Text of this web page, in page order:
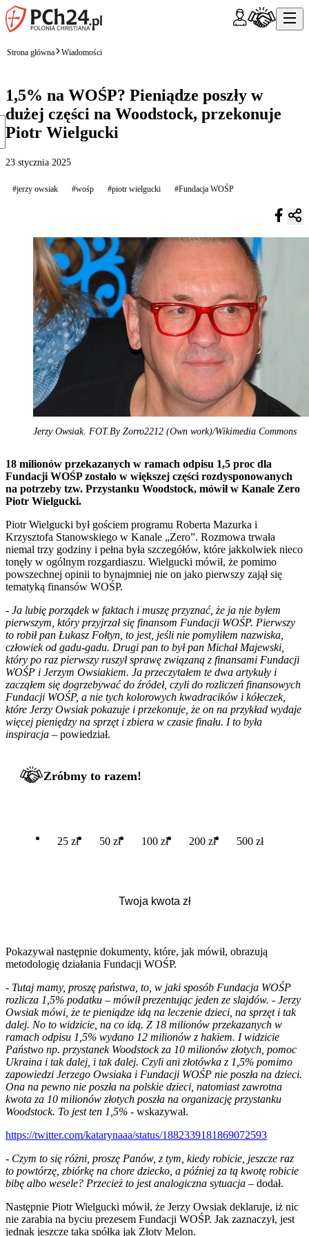
Strona główna Wiadomości
1,5% na WOŚP? Pieniądze poszły w
dużej części na Woodstock, przekonuje
Piotr Wielgucki
23 stycznia 2025
#jerzy owsiak #wośp #piotr wielgucki #Fundacja WOŚP
Jerzy Owsiak. FOT.By Zorro2212 (Own work)/Wikimedia Commons
18 milionów przekazanych w ramach odpisu 1,5 proc dla
Fundacji WOŚP zostało w większej części rozdysponowanych
na potrzeby tzw. Przystanku Woodstock, mówił w Kanale Zero
Piotr Wielgucki.
Piotr Wielgucki był gościem programu Roberta Mazurka i
Krzysztofa Stanowskiego w Kanale „Zero”. Rozmowa trwała
niemal trzy godziny i pełna była szczegółów, które jakkolwiek nieco
tonęły w ogólnym rozgardiaszu. Wielgucki mówił, że pomimo
powszechnej opinii to bynajmniej nie on jako pierwszy zajął się
tematyką finansów WOŚP.
- Ja lubię porządek w faktach i muszę przyznać, że ja nie byłem
pierwszym, który przyjrzał się finansom Fundacji WOŚP. Pierwszy
to robił pan Łukasz Fołtyn, to jest, jeśli nie pomyliłem nazwiska,
człowiek od gadu-gadu. Drugi pan to był pan Michał Majewski,
który po raz pierwszy ruszył sprawę związaną z finansami Fundacji
WOŚP i Jerzym Owsiakiem. Ja przeczytałem te dwa artykuły i
zacząłem się dogrzebywać do źródeł, czyli do rozliczeń finansowych
Fundacji WOŚP, a nie tych kolorowych kwadracików i kółeczek,
które Jerzy Owsiak pokazuje i przekonuje, że on na przykład wydaje
więcej pieniędzy na sprzęt i zbiera w czasie finału. I to była
inspiracja – powiedział.
Zróbmy to razem!
25 zł 50 zł 100 zł 200 zł 500 zł
Pokazywał następnie dokumenty, które, jak mówił, obrazują
metodologię działania Fundacji WOŚP.
- Tutaj mamy, proszę państwa, to, w jaki sposób Fundacja WOŚP
rozlicza 1,5% podatku – mówił prezentując jeden ze slajdów. - Jerzy
Owsiak mówi, że te pieniądze idą na leczenie dzieci, na sprzęt i tak
dalej. No to widzicie, na co idą. Z 18 milionów przekazanych w
ramach odpisu 1,5% wydano 12 milionów z hakiem. I widzicie
Państwo np. przystanek Woodstock za 10 milionów złotych, pomoc
Ukraina i tak dalej, i tak dalej. Czyli ani złotówka z 1,5% pomimo
zapowiedzi Jerzego Owsiaka i Fundacji WOŚP nie poszła na dzieci.
Ona na pewno nie poszła na polskie dzieci, natomiast zawrotna
kwota za 10 milionów złotych poszła na organizację przystanku
Woodstock. To jest ten 1,5% - wskazywał.
https://twitter.com/katarynaaa/status/1882339181869072593
- Czym to się różni, proszę Panów, z tym, kiedy robicie, jeszcze raz
to powtórzę, zbiórkę na chore dziecko, a później za tą kwotę robicie
bibę albo wesele? Przecież to jest analogiczna sytuacja – dodał.
Następnie Piotr Wielgucki mówił, że Jerzy Owsiak deklaruje, iż nic
nie zarabia na byciu prezesem Fundacji WOŚP. Jak zaznaczył, jest
jednak jeszcze taka spółka jak Złoty Melon.